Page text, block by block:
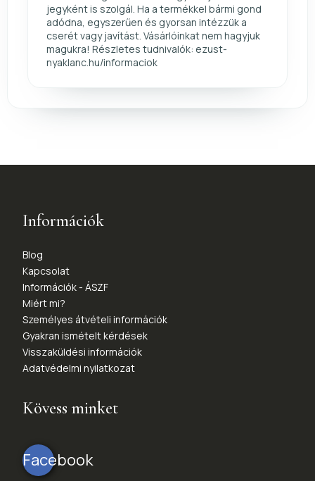
jegyként is szolgál. Ha a termékkel bármi gond
adódna, egyszerűen és gyorsan intézzük a
cserét vagy javítást. Vásárlóinkat nem hagyjuk
magukra! Részletes tudnivalók: ezust-
nyaklanc.hu/informaciok
Információk
Blog
Kapcsolat
Információk - ÁSZF
Miért mi?
Személyes átvételi információk
Gyakran ismételt kérdések
Visszaküldési információk
Adatvédelmi nyilatkozat
Kövess minket
Facebook